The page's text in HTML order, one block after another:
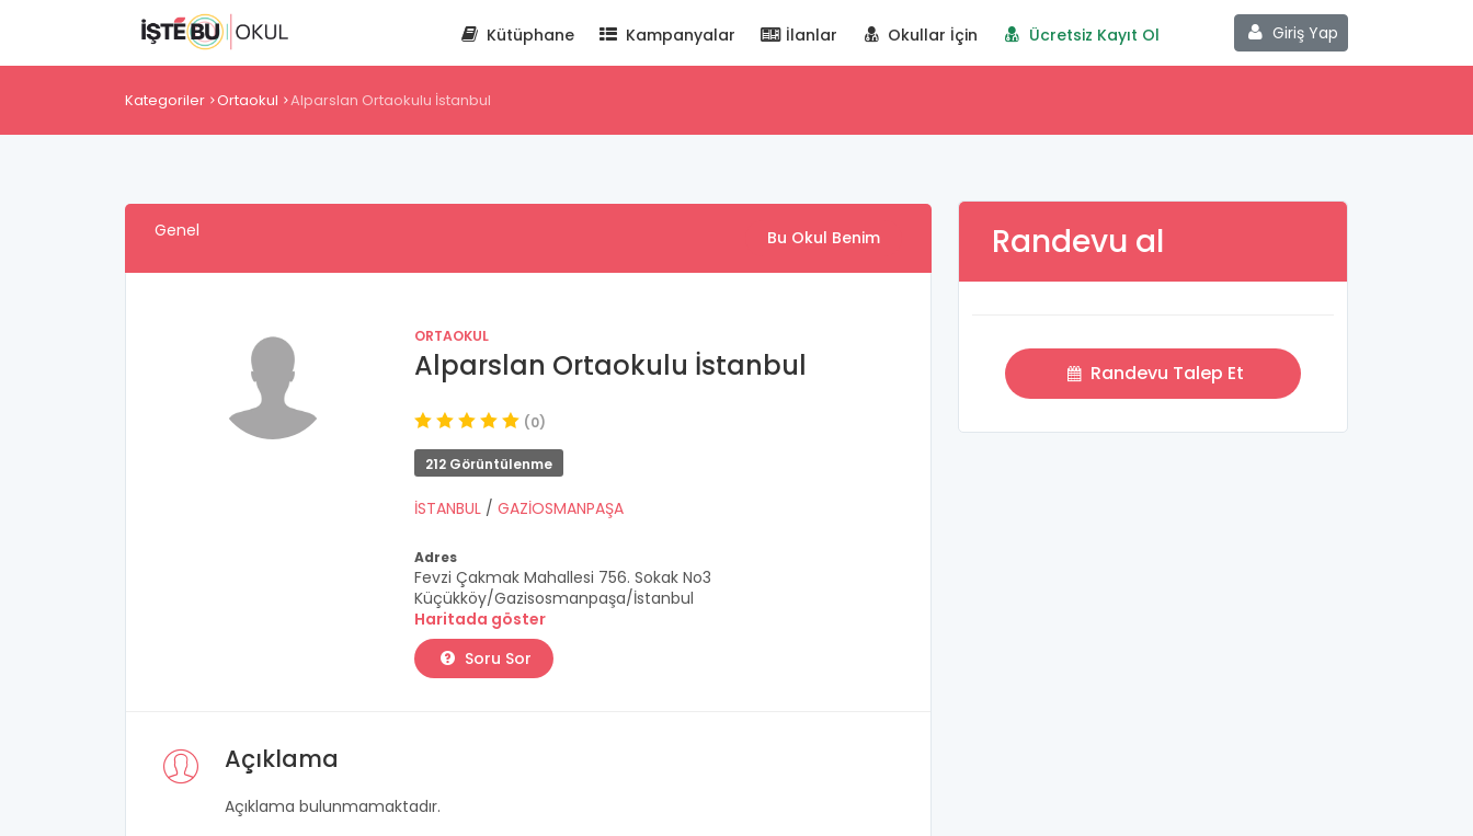
Giriş Yap
Kütüphane Kampanyalar İlanlar Okullar İçin Ücretsiz Kayıt Ol
Kategoriler Ortaokul Alparslan Ortaokulu İstanbul
Genel Bu Okul Benim
ORTAOKUL
Alparslan Ortaokulu İstanbul
(0)
212 Görüntülenme
İSTANBUL / GAZİOSMANPAŞA
Adres
Fevzi Çakmak Mahallesi 756. Sokak No3
Küçükköy/Gazisosmanpaşa/İstanbul
Haritada göster
Soru Sor
Açıklama
Açıklama bulunmamaktadır.
Randevu al
Randevu Talep Et